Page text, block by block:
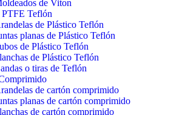
de Viton
PTFE Teflón
de Plástico Teflón
planas de Plástico Teflón
de Plástico Teflón
de Plástico Teflón
o tiras de Teflón
de cartón comprimido
planas de cartón comprimido
de cartón comprimido